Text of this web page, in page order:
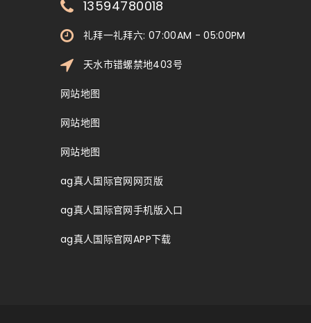
13594780018
礼拜一礼拜六: 07:00AM - 05:00PM
天水市错螺禁地403号
网站地图
网站地图
网站地图
ag真人国际官网网页版
ag真人国际官网手机版入口
ag真人国际官网APP下载